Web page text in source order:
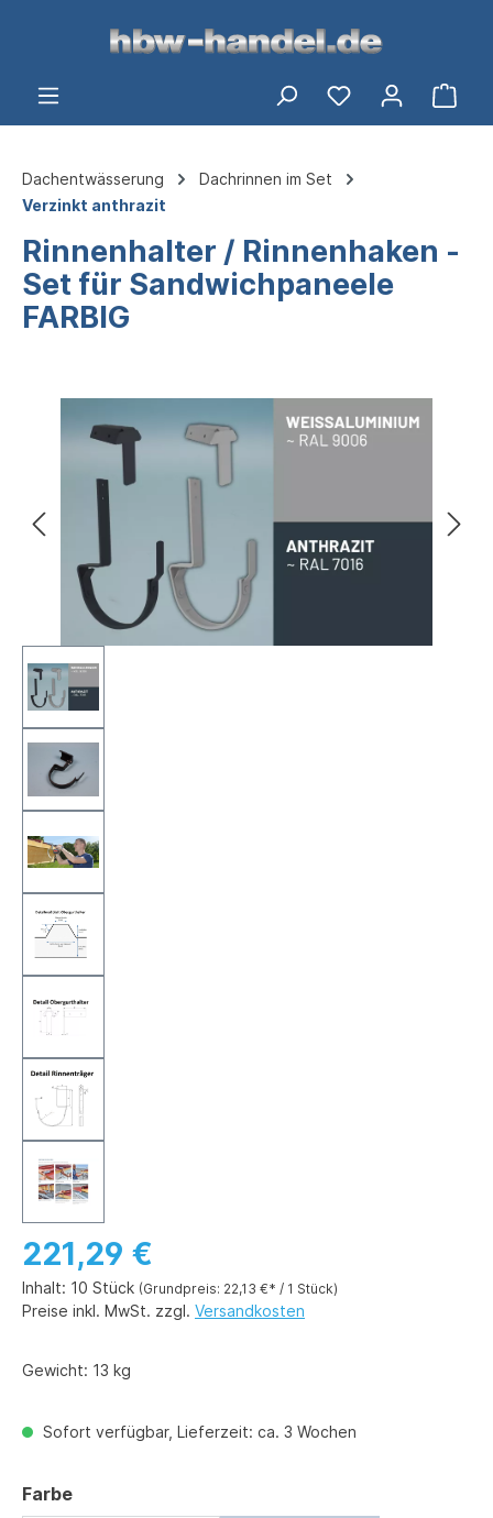
springen
Dachentwässerung
Dachrinnen im Set
Verzinkt anthrazit
Rinnenhalter / Rinnenhaken -
Set für Sandwichpaneele
FARBIG
221,29 €
Inhalt: 10 Stück (Grundpreis: 22,13 €* / 1 Stück)
Preise inkl. MwSt. zzgl. Versandkosten
Gewicht: 13 kg
Sofort verfügbar, Lieferzeit: ca. 3 Wochen
Farbeauswählen